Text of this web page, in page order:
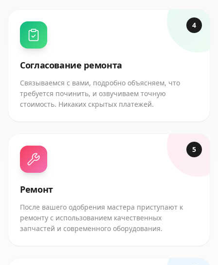
4
Согласование ремонта
Связываемся с вами, подробно объясняем, что
требуется починить, и озвучиваем точную
стоимость. Никаких скрытых платежей.
5
Ремонт
После вашего одобрения мастера приступают к
ремонту с использованием качественных
запчастей и современного оборудования.